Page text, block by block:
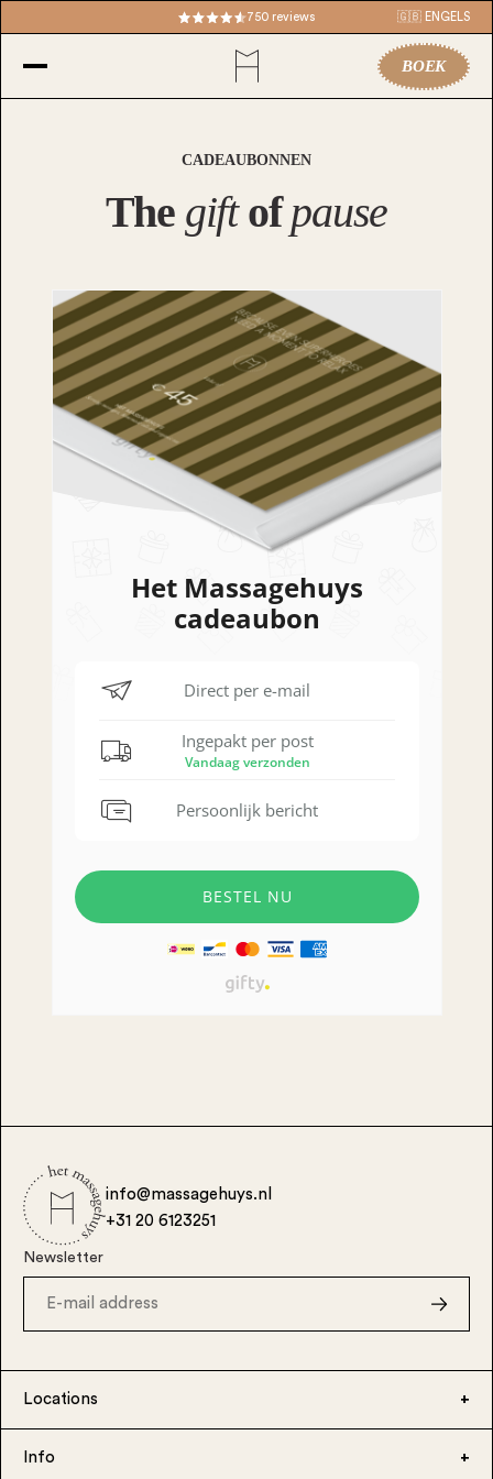
750 reviews 🇬🇧 ENGELS
BOEK
CADEAUBONNEN
The giftofpause
info@massagehuys.nl
+31 20 6123251
Newsletter
Locations
Info